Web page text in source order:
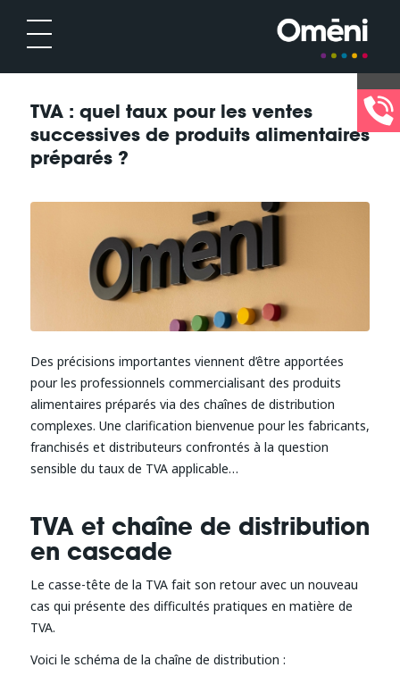
TVA : quel taux pour les ventes
successives de produits alimentaires
préparés ?
Des précisions importantes viennent d’être apportées
pour les professionnels commercialisant des produits
alimentaires préparés via des chaînes de distribution
complexes. Une clarification bienvenue pour les fabricants,
franchisés et distributeurs confrontés à la question
sensible du taux de TVA applicable…
TVA et chaîne de distribution
en cascade
Le casse-tête de la TVA fait son retour avec un nouveau
cas qui présente des difficultés pratiques en matière de
TVA.
Voici le schéma de la chaîne de distribution :